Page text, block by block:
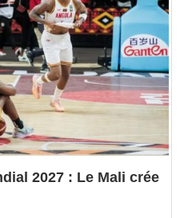
2027 : Le Mali crée